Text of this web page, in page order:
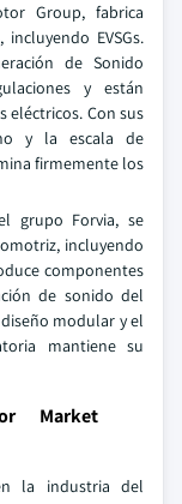
Group, fabrica
EVSGs.
de Sonido
y están
eléctricos. Con sus
y la escala de
firmemente los
grupo Forvia, se
incluyendo
componentes
de sonido del
modular y el
mantiene su
Market
la industria del